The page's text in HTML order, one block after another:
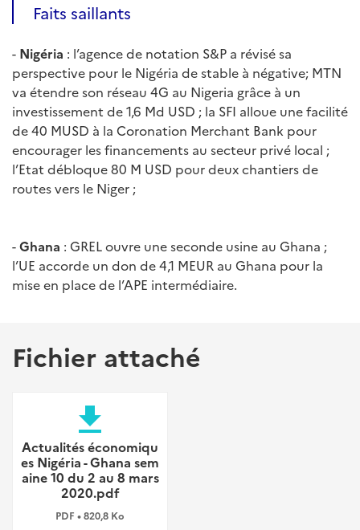
Faits saillants
- Nigéria : l’agence de notation S&P a révisé sa
perspective pour le Nigéria de stable à négative; MTN
va étendre son réseau 4G au Nigeria grâce à un
investissement de 1,6 Md USD ; la SFI alloue une facilité
de 40 MUSD à la Coronation Merchant Bank pour
encourager les financements au secteur privé local ;
l’Etat débloque 80 M USD pour deux chantiers de
routes vers le Niger ;
-Ghana : GREL ouvre une seconde usine au Ghana ;
l’UE accorde un don de 4,1 MEUR au Ghana pour la
mise en place de l’APE intermédiaire.
Fichier attaché
file_download
Actualités économiqu
es Nigéria - Ghana sem
aine 10 du 2 au 8 mars
2020.pdf
PDF • 820,8 Ko